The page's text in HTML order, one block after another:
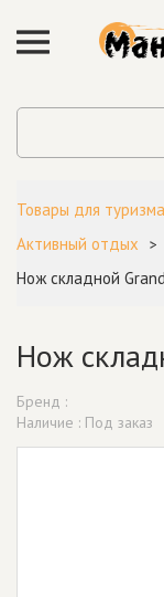
Товары для
Активный отдых
Нож складной
Нож
Бренд :
Наличие : Под заказ